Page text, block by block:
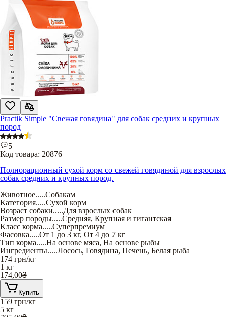
Practik Simple "Свежая говядина" для собак средних и крупных
пород
5
Код товара: 20876
Полнорационный сухой корм со свежей говядиной для взрослых
собак средних и крупных пород.
Животное.....Собакам
Категория.....Сухой корм
Возраст собаки.....Для взрослых собак
Размер породы.....Средняя, Крупная и гигантская
Класс корма.....Суперпремиум
Фасовка.....От 1 до 3 кг, От 4 до 7 кг
Тип корма.....На основе мяса, На основе рыбы
Ингредиенты.....Лосось, Говядина, Печень, Белая рыба
174 грн/кг
1 кг
174,00₴
Купить
159 грн/кг
5 кг